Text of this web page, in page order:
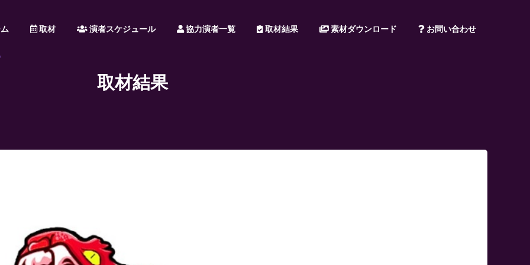
取材 演者スケジュール 協力演者一覧 取材結果 素材ダウンロード お問い合わせ
取材結果